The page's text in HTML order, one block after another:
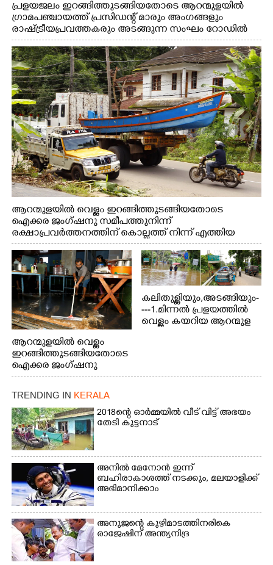
പ്രളയജലം ഇറങ്ങിത്തുടങ്ങിയതോടെ ആറന്മുളയിൽ
ഗ്രാമപഞ്ചായത്ത് പ്രസിഡന്റ് മാരും അംഗങ്ങളും
രാഷ്ട്രീയപ്രവത്തകരും അടങ്ങുന്ന സംഘം റോഡിൽ
അടിഞ്ഞ് കൂടിയ ചെളിയും മണ്ണും മറ്റ് മാലിന്യങ്ങളും
നീക്കം ചെയ്യുന്നു.
ആറന്മുളയിൽ വെള്ളം ഇറങ്ങിത്തുടങ്ങിയതോടെ
ഐക്കര ജംഗ്ഷനു സമീപത്തുനിന്ന്
രക്ഷാപ്രവർത്തനത്തിന് കൊല്ലത്ത് നിന്ന് എത്തിയ
ബോട്ടുകൾ തിരികെക്കൊണ്ടുപോകുന്നു.
ആറന്മുളയിൽ വെള്ളം
ഇറങ്ങിത്തുടങ്ങിയതോടെ
ഐക്കര ജംഗ്ഷനു
സമീപം ആറന്മുള
കിടങ്ങന്നൂർ റോഡിന്
സമീപം പ്രവർത്തിക്കു
ആറന്മുള തട്ടുകട കഴുകി
വൃത്തിയാക്കുന്നു.
കലിതുള്ളിയും,അടങ്ങിയും-
---1.മിന്നൽ പ്രളയത്തിൽ
വെള്ളം കയറിയ ആറന്മുള
ഇറങ്ങിപ്പോൾ
ത്തിന് ഓച്ചിറ അഴിക്കലിൽ
നിന്ന്എത്തിച്ച ബോട്ടും.
TRENDING IN KERALA
2018ന്റെ ഓർമ്മയിൽ വീട് വിട്ട് അഭയം
തേടി കുട്ടനാട്
അനിൽ മേനോൻ ഇന്ന്
ബഹിരാകാശത്ത് നടക്കും, മലയാളിക്ക്
അഭിമാനിക്കാം
അനുജന്റെ കുഴിമാടത്തിനരികെ
രാജേഷിന് അന്ത്യനിദ്ര